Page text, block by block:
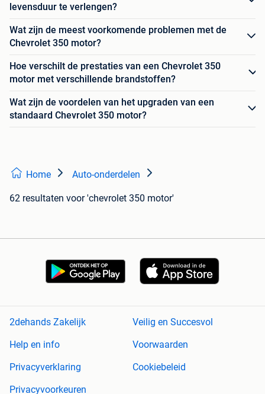
levensduur te verlengen?
Wat zijn de meest voorkomende problemen met de
Chevrolet 350 motor?
Hoe verschilt de prestaties van een Chevrolet 350
motor met verschillende brandstoffen?
Wat zijn de voordelen van het upgraden van een
standaard Chevrolet 350 motor?
Home Auto-onderdelen
62 resultaten voor 'chevrolet 350 motor'
2dehands Zakelijk
Veilig en Succesvol
Help en info
Voorwaarden
Privacyverklaring
Cookiebeleid
Privacyvoorkeuren